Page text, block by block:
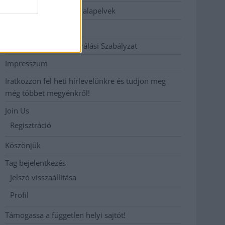
Etikai és függetlenségi alapelvek
Hozzászólási és Moderálási Szabályzat
Impresszum
Iratkozzon fel heti hírlevelünkre és tudjon meg
még többet megyénkről!
Join Us
Regisztráció
Köszönjük
Tag bejelentkezés
Jelszó visszaállítása
Profil
Támogassa a független helyi sajtót!